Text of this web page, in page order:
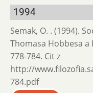
1994
Semak, O. . (1994).
Thomasa Hobbesa a
778-784. Cit z
http://
784.pdf